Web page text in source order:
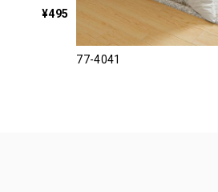
¥495
77-4041